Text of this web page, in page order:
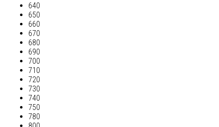
640
650
660
670
680
690
700
710
720
730
740
750
780